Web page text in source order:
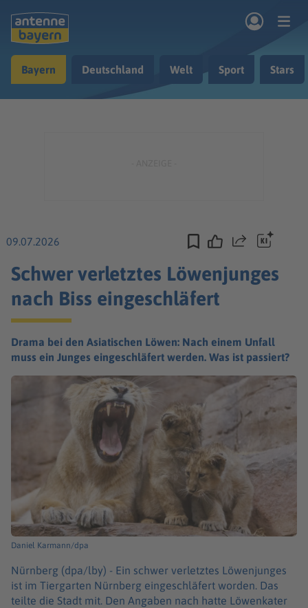
Musik & Radio
Bayern Deutschland Welt Sport Stars
09.07.2026 Teilen
Schwer verletztes Löwenjunges
nach Biss eingeschläfert
Drama bei den Asiatischen Löwen: Nach einem Unfall
muss ein Junges eingeschläfert werden. Was ist passiert?
Daniel Karmann/dpa
Nürnberg (dpa/lby) - Ein schwer verletztes Löwenjunges
ist im Tiergarten Nürnberg eingeschläfert worden. Das
teilte die Stadt mit. Den Angaben nach hatte Löwenkater